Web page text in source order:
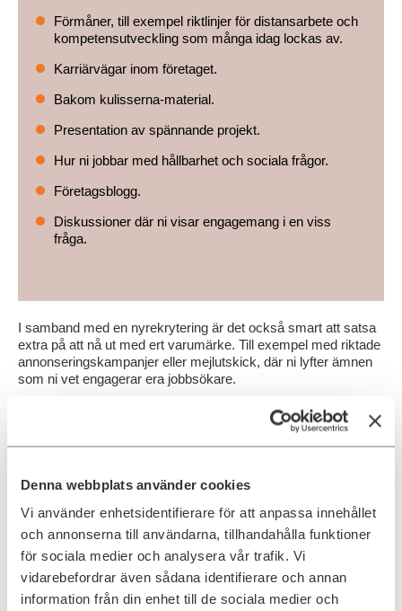
Denna webbplats använder cookies
Vi använder enhetsidentifierare för att anpassa innehållet
och annonserna till användarna, tillhandahålla funktioner
för sociala medier och analysera vår trafik. Vi
vidarebefordrar även sådana identifierare och annan
information från din enhet till de sociala medier och
Förmåner, till exempel riktlinjer för distansarbete och
kompetensutveckling som många idag lockas av.
Karriärvägar inom företaget.
Bakom kulisserna-material.
Presentation av spännande projekt.
Hur ni jobbar med hållbarhet och sociala frågor.
Företagsblogg.
Diskussioner där ni visar engagemang i en viss
fråga.
I samband med en nyrekrytering är det också smart att satsa
extra på att nå ut med ert varumärke. Till exempel med riktade
annonseringskampanjer eller mejlutskick, där ni lyfter ämnen
som ni vet engagerar era jobbsökare.
Viktigt är också att tydligt i platsannonsen marknadsföra ert
Employer Brand. Detta kan ni göra genom att i text beskriva er
företagskultur och era värderingar. Gärna ihop med bilder och
Vinster med Recruitment Marketing
Om ni lyckas
är vinsterna
inte bara en
ökad